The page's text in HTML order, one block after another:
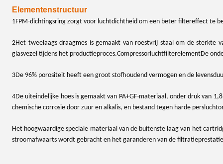
Elementenstructuur
1FPM-dichtingsring zorgt voor luchtdichtheid om een beter filtereffect te
2Het tweelaags draagmes is gemaakt van roestvrij staal om de sterkte
glasvezel tijdens het productieproces.CompressorluchtfilterelementDe
3De 96% porositeit heeft een groot stofhoudend vermogen en de
4De uiteindelijke hoes is gemaakt van PA+GF-materiaal, onder druk van
chemische corrosie door zuur en alkalis, en bestand tegen harde
Het hoogwaardige speciale materiaal van de buitenste laag van het
stroomafwaarts wordt gebracht en het garanderen van de